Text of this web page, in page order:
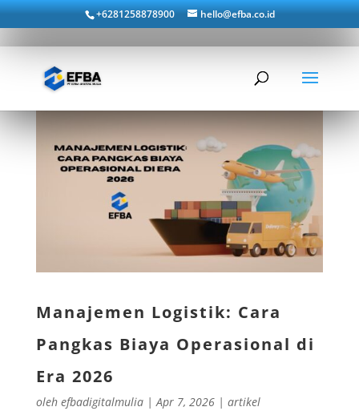
+6281258878900 hello@efba.co.id
Manajemen Logistik: Cara
Pangkas Biaya Operasional di
Era 2026
oleh efbadigitalmulia| Apr 7, 2026| artikel